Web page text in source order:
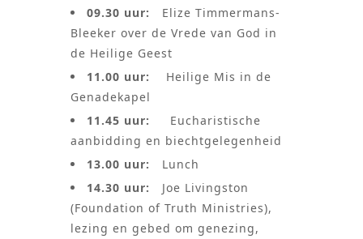
09.30 uur:
Elize Timmermans-
Bleeker over de Vrede van God in
de Heilige Geest
11.00 uur:
Heilige Mis in de
Genadekapel
11.45 uur:
Eucharistische
aanbidding en biechtgelegenheid
13.00 uur:
Lunch
14.30 uur:
Joe Livingston
(Foundation of Truth Ministries),
lezing en gebed om genezing,